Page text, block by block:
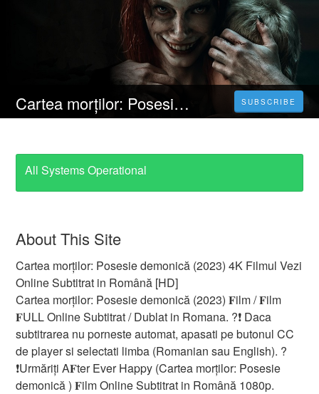
Cartea morților: Posesie demonică (2023) 4K Filmul Vezi Online Subtitrat in Română [HD] SUBSCRIBE
All Systems Operational
About This Site
Cartea morților: Posesie demonică (2023) 4K Filmul Vezi
Online Subtitrat in Română [HD]
Cartea morților: Posesie demonică (2023) 𝐅ilm / 𝐅ilm
𝐅ULL Online Subtitrat / Dublat in Romana. ?❗️️ Daca
subtitrarea nu porneste automat, apasati pe butonul CC
de player si selectati limba (Romanian sau English). ?
❗️️Urmăriți A𝐅ter Ever Happy (Cartea morților: Posesie
demonică ) 𝐅ilm Online Subtitrat in Română 1080p.